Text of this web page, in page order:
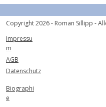
Copyright2026- Roman Sillipp -
Impressu
m
AGB
Datenschutz
Biographi
e